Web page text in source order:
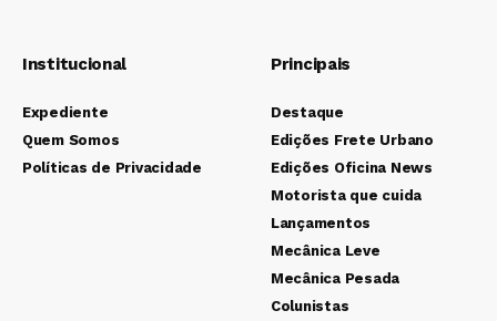
Institucional
Expediente
Quem Somos
Políticas de Privacidade
Principais
Destaque
Edições Frete Urbano
Edições Oficina News
Motorista que cuida
Lançamentos
Mecânica Leve
Mecânica Pesada
Colunistas